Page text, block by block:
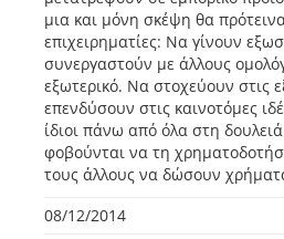
μια και μόνη σκέψη θα
επιχειρηματίες: Να γίνουν
συνεργαστούν με άλλους
εξωτερικό. Να στοχεύουν στις
επενδύσουν στις καινοτόμες
ίδιοι πάνω από όλα στη
φοβούνται να τη
τους άλλους να δώσουν
08/12/2014